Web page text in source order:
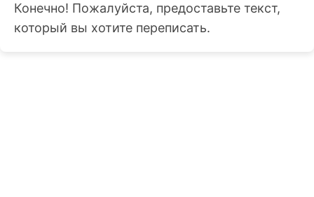
Конечно! Пожалуйста, предоставьте текст,
который вы хотите переписать.